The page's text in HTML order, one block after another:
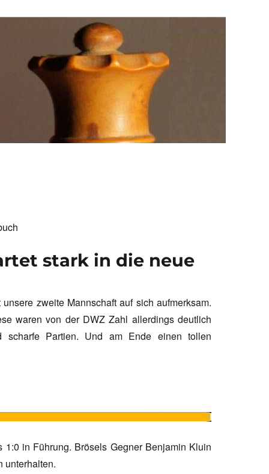
stark in die neue
zweite Mannschaft auf sich aufmerksam.
waren von der DWZ Zahl allerdings deutlich
scharfe Partien. Und am Ende einen tollen
in Führung. Brösels Gegner Benjamin Kluin
unterhalten.